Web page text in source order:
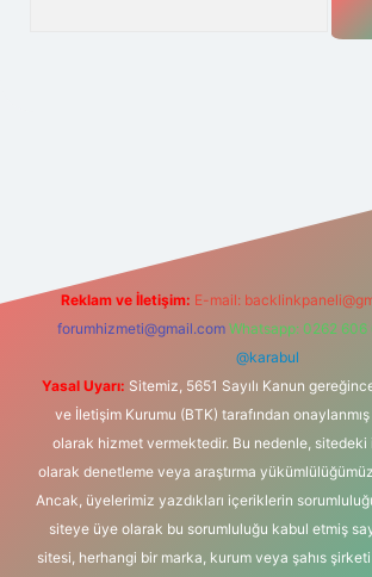
Reklam ve İletişim: E-mail:
forumhizmeti@gmail.com Whatsapp: 0262 606
@karabul
Yasal Uyarı: Sitemiz, 5651 Sayılı Kanun
ve İletişim Kurumu (BTK) tarafından onaylanmış
olarak hizmet vermektedir. Bu nedenle,
olarak denetleme veya araştırma
Ancak, üyelerimiz yazdıkları içeriklerin
siteye üye olarak bu sorumluluğu kabul etmiş
sitesi, herhangi bir marka, kurum veya şahıs şirketi